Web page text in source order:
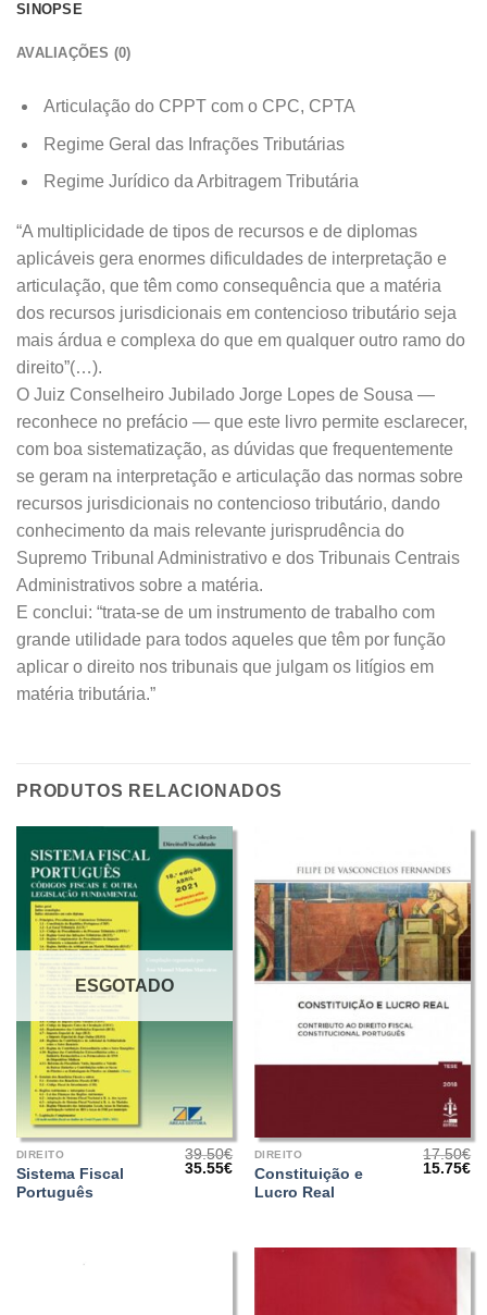
SINOPSE
AVALIAÇÕES (0)
Articulação do CPPT com o CPC, CPTA
Regime Geral das Infrações Tributárias
Regime Jurídico da Arbitragem Tributária
“A multiplicidade de tipos de recursos e de diplomas
aplicáveis gera enormes dificuldades de interpretação e
articulação, que têm como consequência que a matéria
dos recursos jurisdicionais em contencioso tributário seja
mais árdua e complexa do que em qualquer outro ramo do
direito”(…).
O Juiz Conselheiro Jubilado Jorge Lopes de Sousa —
reconhece no prefácio — que este livro permite esclarecer,
com boa sistematização, as dúvidas que frequentemente
se geram na interpretação e articulação das normas sobre
recursos jurisdicionais no contencioso tributário, dando
conhecimento da mais relevante jurisprudência do
Supremo Tribunal Administrativo e dos Tribunais Centrais
Administrativos sobre a matéria.
E conclui: “trata-se de um instrumento de trabalho com
grande utilidade para todos aqueles que têm por função
aplicar o direito nos tribunais que julgam os litígios em
matéria tributária.”
PRODUTOS RELACIONADOS
ESGOTADO
DIREITO
Sistema Fiscal
Português
39.50€
O
35.55€O
preço
atual
DIREITO
Constituição e
Lucro Real
17.50€
O
15.75€O